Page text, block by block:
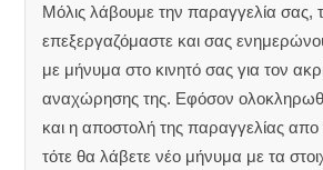
Μόλις λάβουμε την παραγγελία σας,
επεξεργαζόμαστε και σας
με μήνυμα στο κινητό σας για τον
αναχώρησης της. Εφόσον
και η αποστολή της παραγγελίας
τότε θα λάβετε νέο μήνυμα με τα